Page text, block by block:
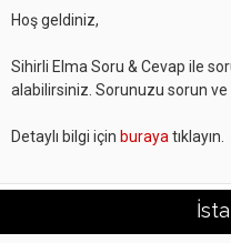
Hoş geldiniz,
Sihirli Elma Soru & Cevap ile
alabilirsiniz. Sorunuzu sorun ve
Detaylı bilgi için buraya tıklayın.